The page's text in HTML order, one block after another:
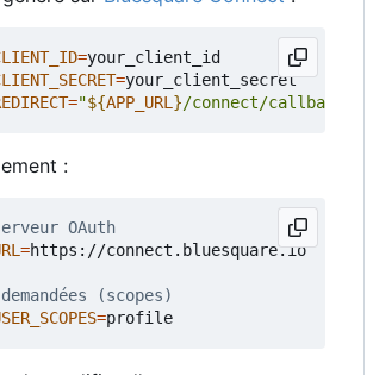
=
=
="${APP_URL }/connect/callback"
:
OAuth
=https://connect.bluesquare.io
(scopes)
=